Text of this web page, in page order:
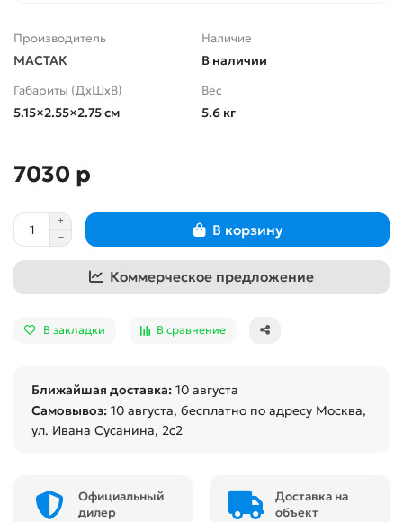
Производитель
МАСТАК
Наличие
В наличии
Габариты (ДхШхВ)
5.15×2.55×2.75 см
Вес
5.6 кг
7030 р
В корзину
Коммерческое предложение
В закладки В сравнение
Ближайшая доставка: 10 августа
Самовывоз: 10 августа, бесплатно по адресу Москва,
ул. Ивана Сусанина, 2с2
Официальный
дилер
Доставка на
объект